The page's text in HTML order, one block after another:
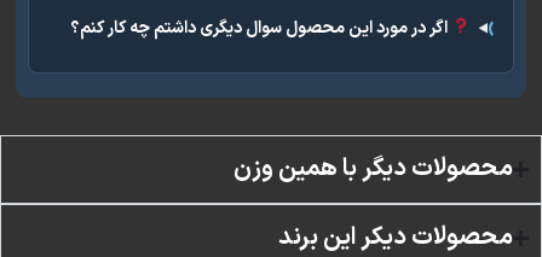
اگر در مورد این محصول سوال دیگری داشتم چه کار کنم؟
دیگر با همین وزن
دیکر این برند